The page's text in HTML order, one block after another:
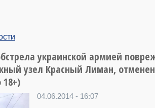
украинской армией
узел Красный Лиман,
04.06.2014 - 16:07